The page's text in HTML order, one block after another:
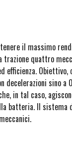
il massimo
quattro
efficienza.
decelerazioni sino
in tal caso,
batteria. Il